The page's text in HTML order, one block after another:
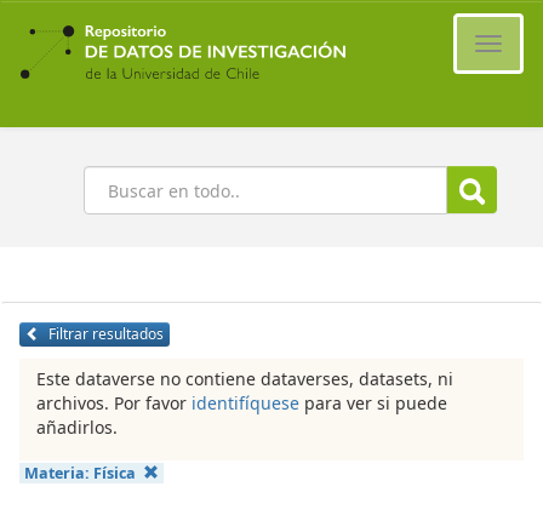
Ir
contenido
principal
Buscar
Filtrar resultados
Este dataverse no contiene dataverses, datasets, ni
archivos. Por favor identifíquese para ver si puede
añadirlos.
Materia: Física